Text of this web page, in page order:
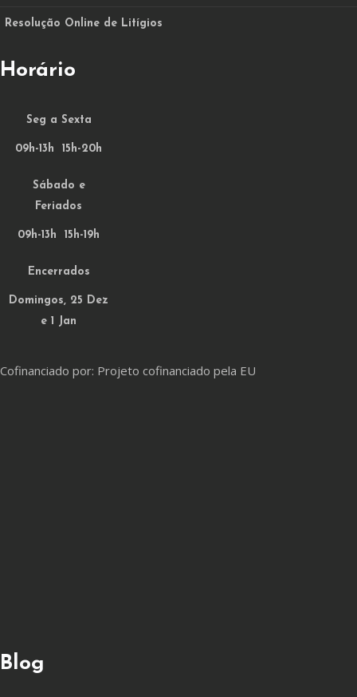
Resolução Online de Litígios
Horário
Seg a Sexta
09h-13h 15h-20h
Sábado e
Feriados
09h-13h 15h-19h
Encerrados
Domingos, 25 Dez
e 1 Jan
Cofinanciado por: Projeto cofinanciado pela EU
Blog